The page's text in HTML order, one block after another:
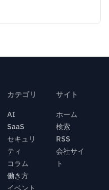
カテゴリ
AI
SaaS
セキュリ
ティ
コラム
働き方
サイト
ホーム
検索
RSS
会社サイ
ト